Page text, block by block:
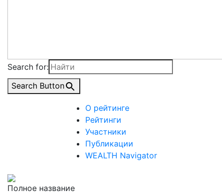
Search for:
Search Button
О рейтинге
Рейтинги
Участники
Публикации
WEALTH Navigator
Полное название